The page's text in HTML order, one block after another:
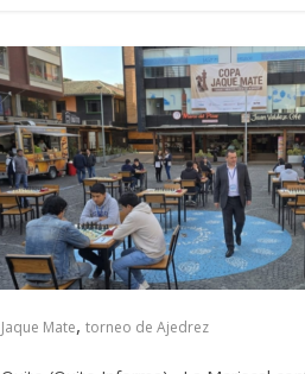
Jaque Mate, torneo de Ajedrez